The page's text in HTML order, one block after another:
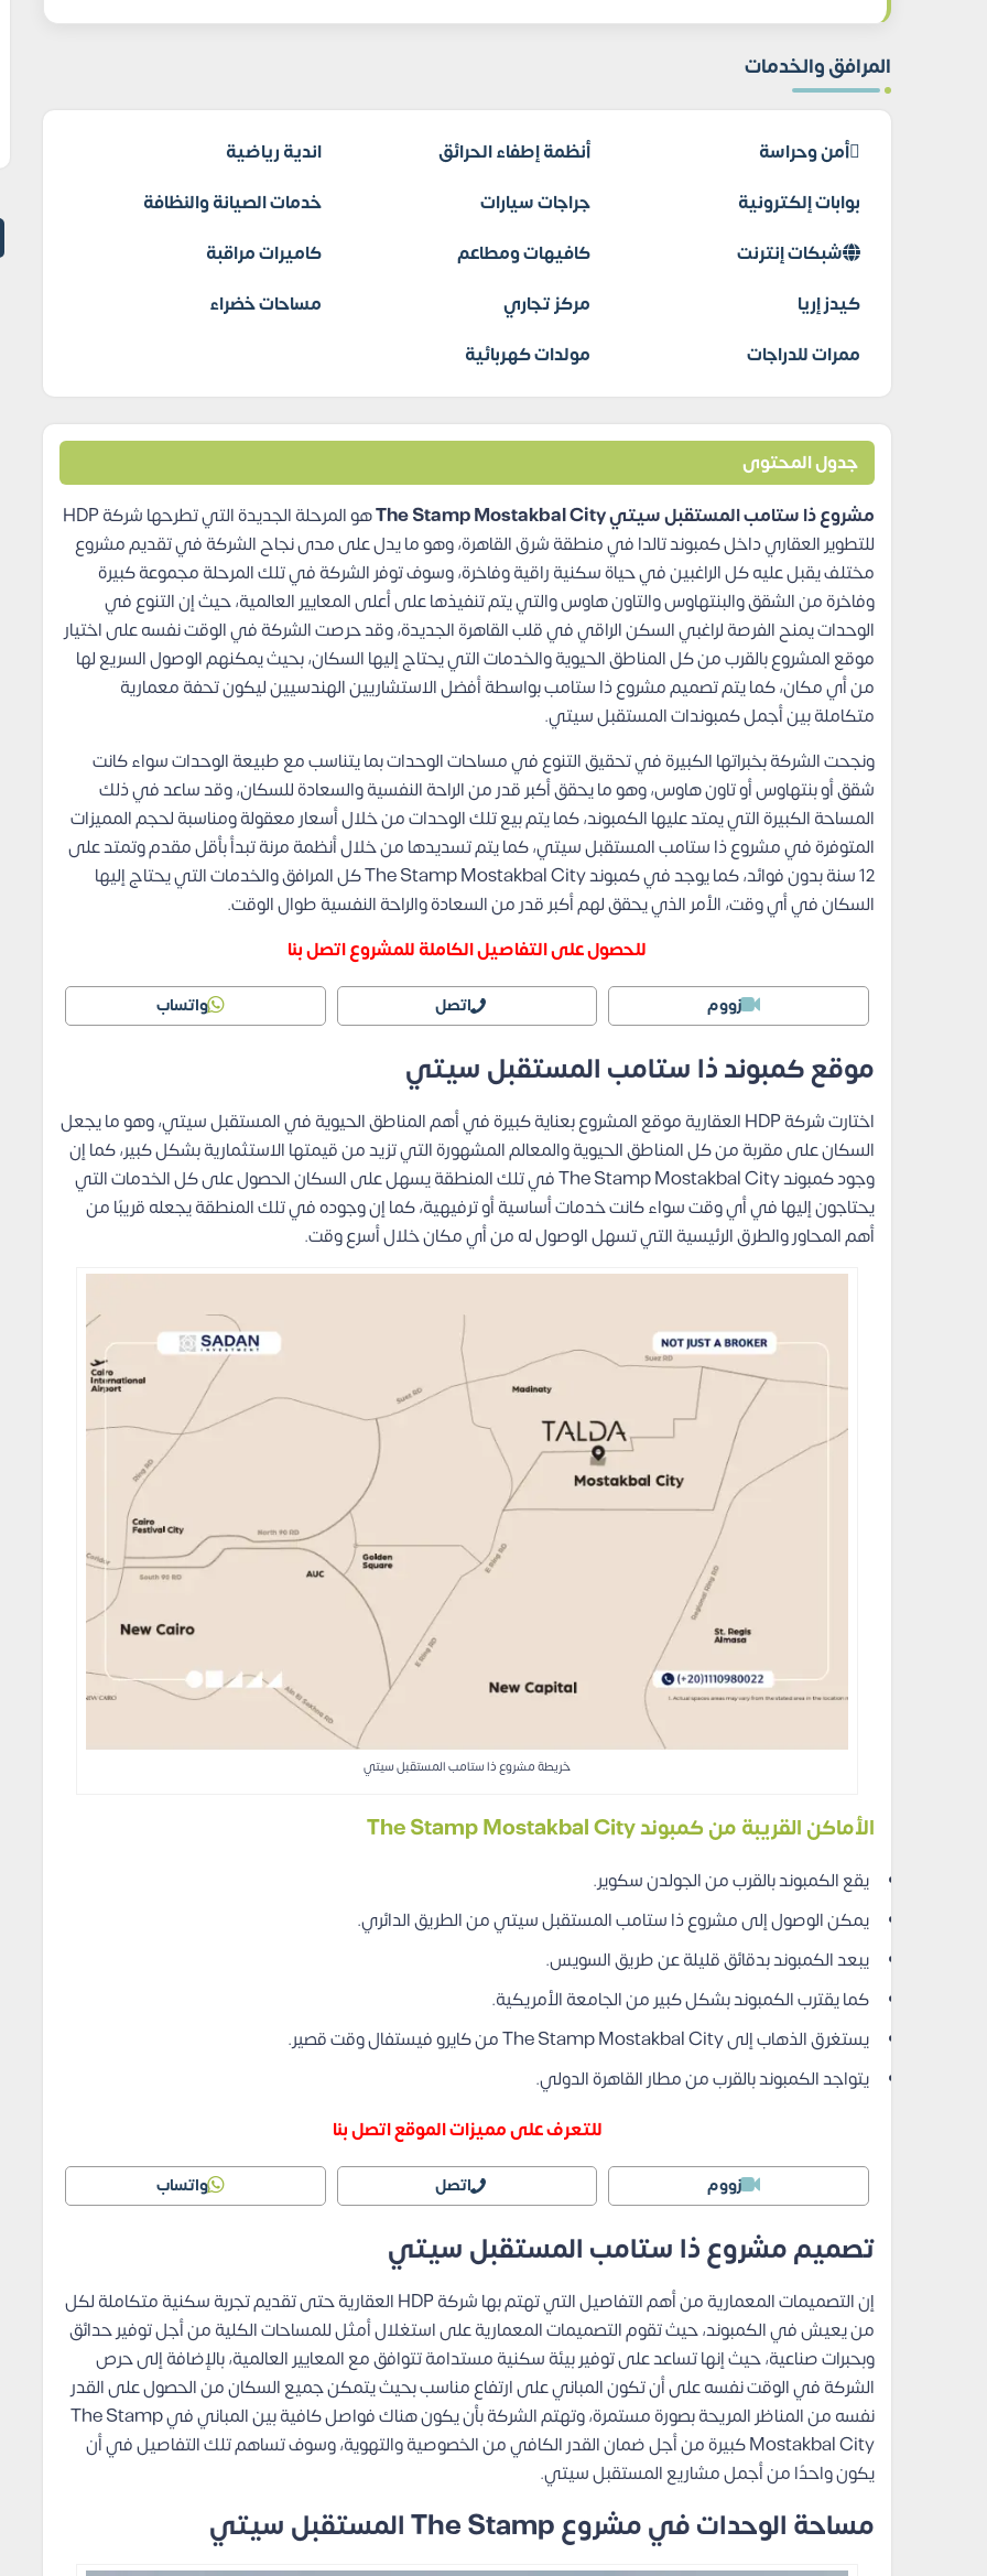
المرافق والخدمات
أمن وحراسة أنظمة إطفاء الحرائق
اندية رياضية
بوابات إلكترونية
جراجات سيارات
خدمات الصيانة والنظافة
شبكات إنترنت
كافيهات ومطاعم
كاميرات مراقبة
كيدز إريا
مركز تجاري
مساحات خضراء
ممرات للدراجات
مولدات كهربائية
جدول المحتوى
مشروع ذا ستامب المستقبل سيتي The Stamp Mostakbal City
هو المرحلة الجديدة التي تطرحها شركة HDP
للتطوير العقاري داخل كمبوند تالدا في منطقة شرق القاهرة، وهو ما يدل على مدى نجاح الشركة في تقديم مشروع
مختلف يقبل عليه كل الراغبين في حياة سكنية راقية وفاخرة، وسوف توفر الشركة في تلك المرحلة مجموعة كبيرة
وفاخرة من الشقق والبنتهاوس والتاون هاوس والتي يتم تنفيذها على أعلى المعايير العالمية، حيث إن التنوع في
الوحدات يمنح الفرصة لراغبي السكن الراقي في قلب القاهرة الجديدة، وقد حرصت الشركة في الوقت نفسه على اختيار
موقع المشروع بالقرب من كل المناطق الحيوية والخدمات التي يحتاج إليها السكان، بحيث يمكنهم الوصول السريع لها
من أي مكان، كما يتم تصميم مشروع ذا ستامب بواسطة أفضل الاستشاريين الهندسيين ليكون تحفة معمارية
متكاملة بين أجمل كمبوندات المستقبل سيتي.
ونجحت الشركة بخبراتها الكبيرة في تحقيق التنوع في مساحات الوحدات بما يتناسب مع طبيعة الوحدات سواء كانت
شقق أو بنتهاوس أو تاون هاوس، وهو ما يحقق أكبر قدر من الراحة النفسية والسعادة للسكان، وقد ساعد في ذلك
المساحة الكبيرة التي يمتد عليها الكمبوند، كما يتم بيع تلك الوحدات من خلال أسعار معقولة ومناسبة لحجم المميزات
المتوفرة في مشروع ذا ستامب المستقبل سيتي، كما يتم تسديدها من خلال أنظمة مرنة تبدأ بأقل مقدم وتمتد على
12 سنة بدون فوائد، كما يوجد في كمبوند The Stamp Mostakbal City كل المرافق والخدمات التي يحتاج إليها
السكان في أي وقت، الأمر الذي يحقق لهم أكبر قدر من السعادة والراحة النفسية طوال الوقت.
للحصول على التفاصيل الكاملة للمشروع اتصل بنا
زووم اتصل واتساب
موقع كمبوند ذا ستامب المستقبل سيتي
اختارت شركة HDP العقارية موقع المشروع بعناية كبيرة في أهم المناطق الحيوية في المستقبل سيتي، وهو ما يجعل
السكان على مقربة من كل المناطق الحيوية والمعالم المشهورة التي تزيد من قيمتها الاستثمارية بشكل كبير، كما إن
وجود كمبوند The Stamp Mostakbal City في تلك المنطقة يسهل على السكان الحصول على كل الخدمات التي
يحتاجون إليها في أي وقت سواء كانت خدمات أساسية أو ترفيهية، كما إن وجوده في تلك المنطقة يجعله قريبًا من
أهم المحاور والطرق الرئيسية التي تسهل الوصول له من أي مكان خلال أسرع وقت.
خريطة مشروع ذا ستامب المستقبل سيتي
الأماكن القريبة من كمبوند The Stamp Mostakbal City
يقع الكمبوند بالقرب من الجولدن سكوير.
يمكن الوصول إلى مشروع ذا ستامب المستقبل سيتي من الطريق الدائري.
يبعد الكمبوند بدقائق قليلة عن طريق السويس.
كما يقترب الكمبوند بشكل كبير من الجامعة الأمريكية.
يستغرق الذهاب إلى The Stamp Mostakbal City من كايرو فيستفال وقت قصير.
يتواجد الكمبوند بالقرب من مطار القاهرة الدولي.
للتعرف على مميزات الموقع اتصل بنا
زووم اتصل واتساب
تصميم مشروع ذا ستامب المستقبل سيتي
إن التصميمات المعمارية من أهم التفاصيل التي تهتم بها شركة HDP العقارية حتى تقديم تجربة سكنية متكاملة لكل
من يعيش في الكمبوند، حيث تقوم التصميمات المعمارية على استغلال أمثل للمساحات الكلية من أجل توفير حدائق
وبحبرات صناعية، حيث إنها تساعد على توفير بيئة سكنية مستدامة تتوافق مع المعايير العالمية، بالإضافة إلى حرص
الشركة في الوقت نفسه على أن تكون المباني على ارتفاع مناسب بحيث يتمكن جميع السكان من الحصول على القدر
نفسه من المناظر المريحة بصورة مستمرة، وتهتم الشركة بأن يكون هناك فواصل كافية بين المباني في The Stamp
Mostakbal City كبيرة من أجل ضمان القدر الكافي من الخصوصية والتهوية، وسوف تساهم تلك التفاصيل في أن
يكون واحدًا من أجمل مشاريع المستقبل سيتي.
مساحة الوحدات في مشروع The Stamp المستقبل سيتي